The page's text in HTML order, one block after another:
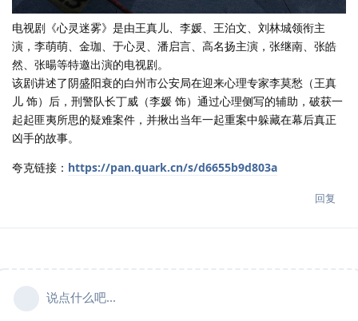
电视剧《心灵迷雾》是由王真儿、李媛、王泊文、刘林城领衔主
演，李萌萌、金珈、于心灵、潘启言、高名扬主演，张继南、张皓
然、张暘等特邀出演的电视剧。
该剧讲述了阴盛阳衰的白州市公安局在迎来心理专家李莫愁（王真
儿 饰）后，刑警队长丁威（李媛 饰）通过心理侧写的辅助，破获一
起起匪夷所思的疑难案件，并揪出当年一起重案中躲藏在幕后真正
凶手的故事。
夸克链接： https://pan.quark.cn/s/d6655b9d803a
回复
说点什么吧...